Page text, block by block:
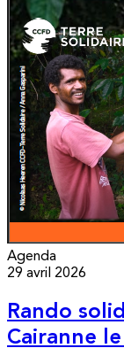
Agenda
29 avril 2026
Rando
Cairanne